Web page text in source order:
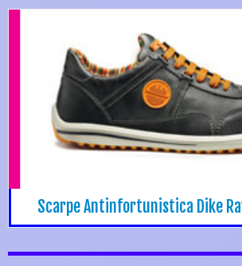
Scarpe Antinfortunistica Dike